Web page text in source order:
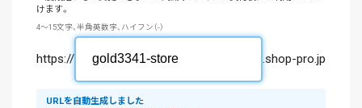
けます。
4～15文字、半角英数字、ハイフン（-）
https:// .shop-pro.jp
URLを自動生成しました